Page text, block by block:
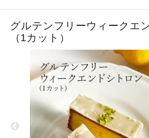
グルテンフリーウィークエ
（1カット）